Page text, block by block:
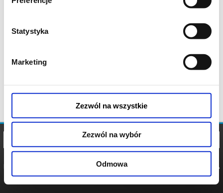
Statystyka
Marketing
Zezwól na wszystkie
Zezwól na wybór
Odmowa
POLITYKA
POLITYKA